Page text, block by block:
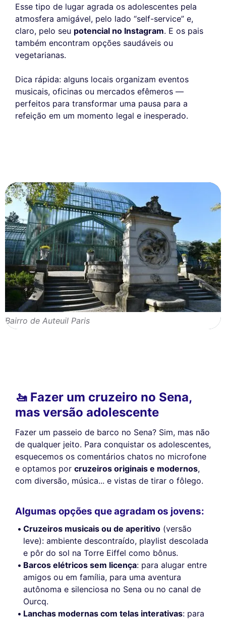
Esse tipo de lugar agrada os adolescentes pela
atmosfera amigável, pelo lado “self-service” e,
claro, pelo seu potencial no Instagram. E os pais
também encontram opções saudáveis ou
vegetarianas.
Dica rápida: alguns locais organizam eventos
musicais, oficinas ou mercados efêmeros —
perfeitos para transformar uma pausa para a
refeição em um momento legal e inesperado.
Bairro de Auteuil Paris
🚤 Fazer um cruzeiro no Sena,
mas versão adolescente
Fazer um passeio de barco no Sena? Sim, mas não
de qualquer jeito. Para conquistar os adolescentes,
esquecemos os comentários chatos no microfone
e optamos por cruzeiros originais e modernos,
com diversão, música... e vistas de tirar o fôlego.
Algumas opções que agradam os jovens:
Cruzeiros musicais ou de aperitivo (versão
leve): ambiente descontraído, playlist descolada
e pôr do sol na Torre Eiffel como bônus.
Barcos elétricos sem licença: para alugar entre
amigos ou em família, para uma aventura
autônoma e silenciosa no Sena ou no canal de
Ourcq.
Lanchas modernas com telas interativas: para